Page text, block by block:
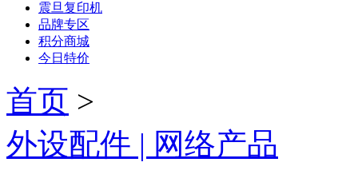
震旦复印机
品牌专区
积分商城
今日特价
首页 >
外设配件 | 网络产品